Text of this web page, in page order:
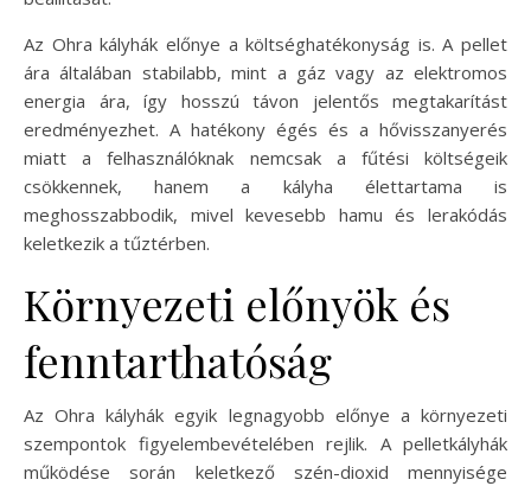
Az Ohra kályhák előnye a költséghatékonyság is. A pellet
ára általában stabilabb, mint a gáz vagy az elektromos
energia ára, így hosszú távon jelentős megtakarítást
eredményezhet. A hatékony égés és a hővisszanyerés
miatt a felhasználóknak nemcsak a fűtési költségeik
csökkennek, hanem a kályha élettartama is
meghosszabbodik, mivel kevesebb hamu és lerakódás
keletkezik a tűztérben.
Környezeti előnyök és
fenntarthatóság
Az Ohra kályhák egyik legnagyobb előnye a környezeti
szempontok figyelembevételében rejlik. A pelletkályhák
működése során keletkező szén-dioxid mennyisége